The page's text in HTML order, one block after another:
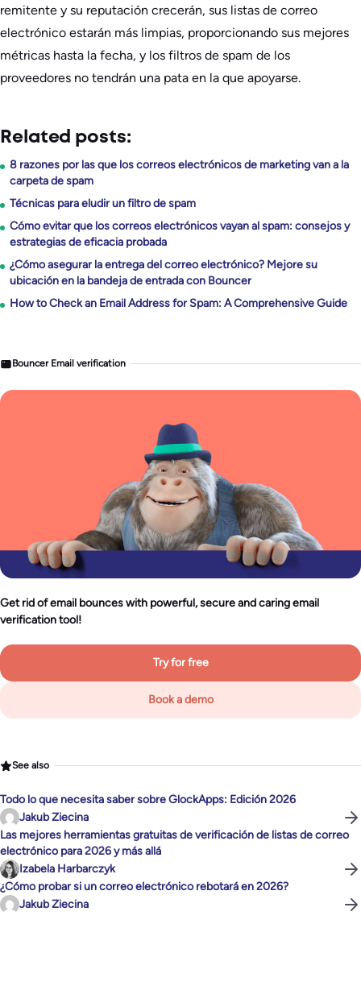
remitente y su reputación crecerán, sus listas de correo
electrónico estarán más limpias, proporcionando sus mejores
métricas hasta la fecha, y los filtros de spam de los
proveedores no tendrán una pata en la que apoyarse.
Related posts:
8 razones por las que los correos electrónicos de marketing van a la
carpeta de spam
Técnicas para eludir un filtro de spam
Cómo evitar que los correos electrónicos vayan al spam: consejos y
estrategias de eficacia probada
¿Cómo asegurar la entrega del correo electrónico? Mejore su
ubicación en la bandeja de entrada con Bouncer
How to Check an Email Address for Spam: A Comprehensive Guide
Bouncer Email verification
Get rid of email bounces with powerful, secure and caring email
verification tool!
Try for free
Book a demo
See also
Todo lo que necesita saber sobre GlockApps: Edición 2026
Jakub Ziecina
Las mejores herramientas gratuitas de verificación de listas de correo
electrónico para 2026 y más allá
Izabela Harbarczyk
¿Cómo probar si un correo electrónico rebotará en 2026?
Jakub Ziecina